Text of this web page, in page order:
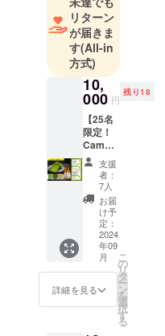
くりを行っ
てきまし
た。
ここ志布志
の茶畑で摘
み取られる1
本の新芽か
ら、ご家庭
で皆様の心
を潤す１滴
まで、責任
を持ってお
い。
それが我々
の信念で
す。
リターン
が届きま
す(All-in
方式)
10,
000 円
残り18
【25名
限定！
Campfi
re限定
スペ
シャル
セッ
ト！】
抹茶テ
リーヌ×
抹茶ク
ラフト
エール
（2本）
×オリジ
ナル
支援
者：
7人
お届
け予
定：
2024
年09
月
詳細を見る
こ
の
リ
タ
ー
ン
を
選
択
す
る